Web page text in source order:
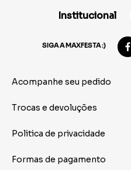
Institucional
SIGA A MAXFESTA :)
Acompanhe seu pedido
Trocas e devoluções
Politica de privacidade
Formas de pagamento